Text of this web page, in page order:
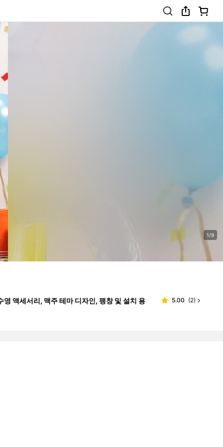
1/9
액세서리, 맥주 테마 디자인, 팽창 및 설치 용 5.00 (2)